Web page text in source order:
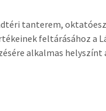
tanterem,
feltárásához a
alkalmas